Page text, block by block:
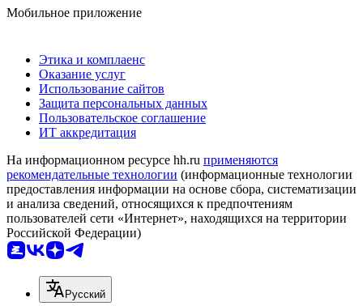
Мобильное приложение
Этика и комплаенс
Оказание услуг
Использование сайтов
Защита персональных данных
Пользовательское соглашение
ИТ аккредитация
На информационном ресурсе hh.ru применяются
рекомендательные технологии (информационные технологии
предоставления информации на основе сбора, систематизации
и анализа сведений, относящихся к предпочтениям
пользователей сети «Интернет», находящихся на территории
Российской Федерации)
Русский